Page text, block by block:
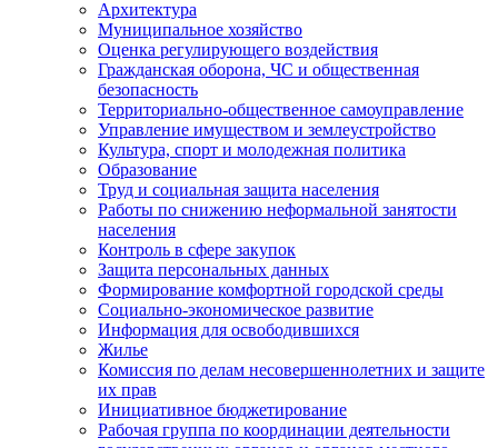
Архитектура
Муниципальное хозяйство
Оценка регулирующего воздействия
Гражданская оборона, ЧС и общественная
безопасность
Территориально-общественное самоуправление
Управление имуществом и землеустройство
Культура, спорт и молодежная политика
Образование
Труд и социальная защита населения
Работы по снижению неформальной занятости
населения
Контроль в сфере закупок
Защита персональных данных
Формирование комфортной городской среды
Социально-экономическое развитие
Информация для освободившихся
Жилье
Комиссия по делам несовершеннолетних и защите
их прав
Инициативное бюджетирование
Рабочая группа по координации деятельности